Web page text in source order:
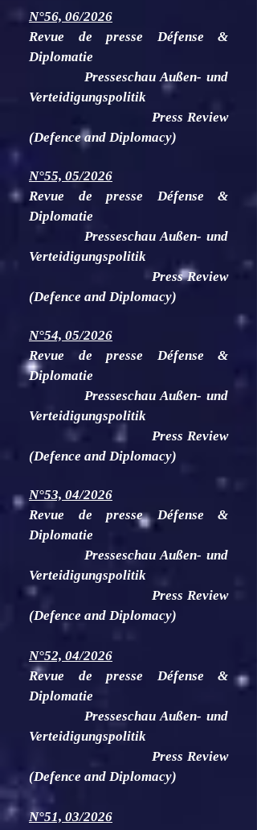
N°56, 06/2026
Revue de presse Défense &
Diplomatie
Presseschau Außen- und
Verteidigungspolitik
Press Review
(Defence and Diplomacy)
N°55, 05/2026
Revue de presse Défense &
Diplomatie
Presseschau Außen- und
Verteidigungspolitik
Press Review
(Defence and Diplomacy)
N°54, 05/2026
Revue de presse Défense &
Diplomatie
Presseschau Außen- und
Verteidigungspolitik
Press Review
(Defence and Diplomacy)
N°53, 04/2026
Revue de presse Défense &
Diplomatie
Presseschau Außen- und
Verteidigungspolitik
Press Review
(Defence and Diplomacy)
N°52, 04/2026
Revue de presse Défense &
Diplomatie
Presseschau Außen- und
Verteidigungspolitik
Press Review
(Defence and Diplomacy)
N°51, 03/2026